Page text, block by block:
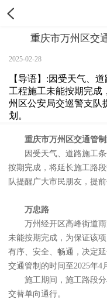
重庆市万州区交
2025-02-28
【导语】:因受天气、
工程施工未能按期完成
州区公安局交巡警支队
划。
重庆市万州区交通管制
因受天气、道路施工条
按期完成，将延长施工路
队提醒广大市民朋友，提
万忠路
万州经开区高峰街道
未能按期完成，为保证该
有序、安全、畅通，决定
交通管制的时间至2025年4
施工期间，施工路段分
交替单向通行。